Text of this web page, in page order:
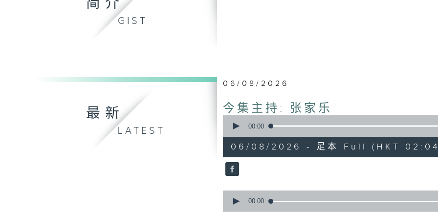
简介
GIST
最新
LATEST
06/08/2026
今集主持: 张家乐
seconds
hours,
43
minutes,
59
90%
00:00
06/08/2026 - 足本 Full (HKT
seconds
00:00